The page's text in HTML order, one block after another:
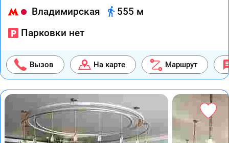
Владимирская
555 м
Парковки нет
Вызов На карте Маршрут